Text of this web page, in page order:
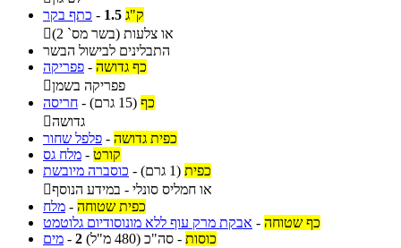
כתף בקר - 1.5 ק"ג

או צלעות (בשר מס` 2)
התבלינים לבישול הבשר
פפריקה - כף גדושה
פפריקה בשמן
חריסה - כף (15 גרם)
גדושה
פלפל שחור - כפית גדושה
מלח גס - קורט
כוסברה מיובשת - כפית (1 גרם)
או חמליס סונלי - במידע הנוסף
מלח - כפית שטוחה
אבקת מרק עוף ללא מונוסודיום גלוטמט - כף שטוחה
מים - 2 כוסות - סה"כ (480 מ"ל)